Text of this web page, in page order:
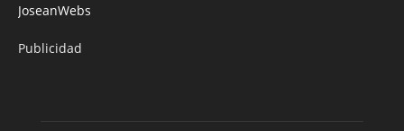
JoseanWebs
Publicidad